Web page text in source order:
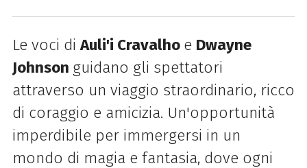
Le voci diAuli'i Cravalho e Dwayne
Johnson guidano gli spettatori
attraverso un viaggio straordinario, ricco
di coraggio e amicizia. Un'opportunità
imperdibile per immergersi in un
mondo di magia e fantasia, dove ogni